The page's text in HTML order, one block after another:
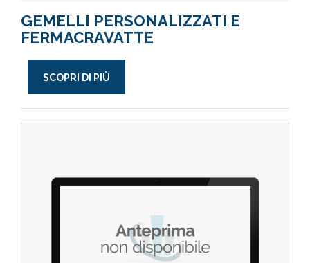
GEMELLI PERSONALIZZATI E
FERMACRAVATTE
SCOPRI DI PIÙ